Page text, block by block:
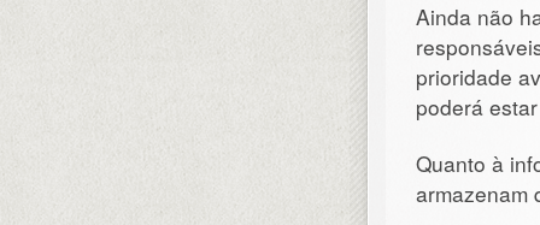
Ainda não
prioridade
poderá
Quanto à
armazenam